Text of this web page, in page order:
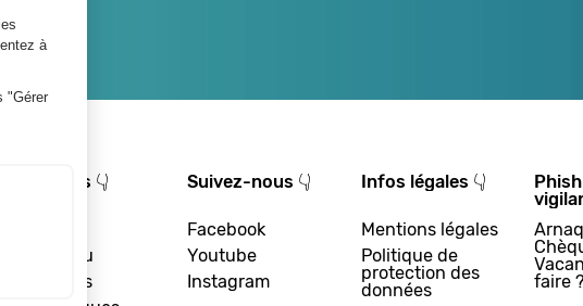
A propos 👇
Le réseau
Les actus
Suivez-nous 👇
Facebook
Youtube
Instagram
Infos légales 👇
Mentions légales
Politique de
protection des
données
faire